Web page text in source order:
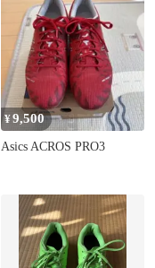
¥9,500
Asics ACROS PRO3